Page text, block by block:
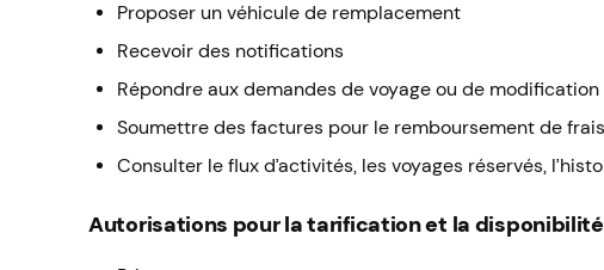
Proposer un véhicule de remplacement
Recevoir des notifications
Répondre aux demandes de voyage ou de modification
Soumettre des factures pour le remboursement de
Consulter le flux d’activités, les voyages réservés,
Autorisations pour la tarification et la disponibilité